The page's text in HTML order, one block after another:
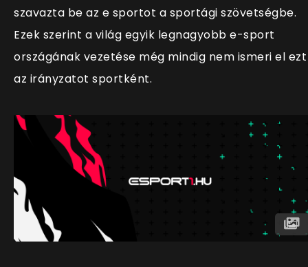
szavazta be az e sportot a sportági szövetségbe.
Ezek szerint a világ egyik legnagyobb e-sport
országának vezetése még mindig nem ismeri el ezt
az irányzatot sportként.